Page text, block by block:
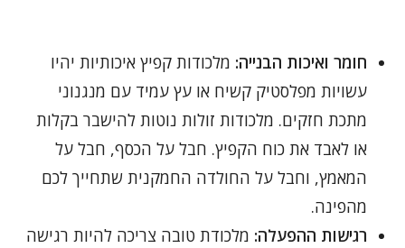
חומר ואיכות הבנייה: מלכודות קפיץ איכותיות יהיו
עשויות מפלסטיק קשיח או עץ עמיד עם מנגנוני
מתכת חזקים. מלכודות זולות נוטות להישבר בקלות
או לאבד את כוח הקפיץ. חבל על הכסף, חבל על
המאמץ, וחבל על החולדה החמקנית שתחייך לכם
מהפינה.
רגישות ההפעלה: מלכודת טובה צריכה להיות רגישה